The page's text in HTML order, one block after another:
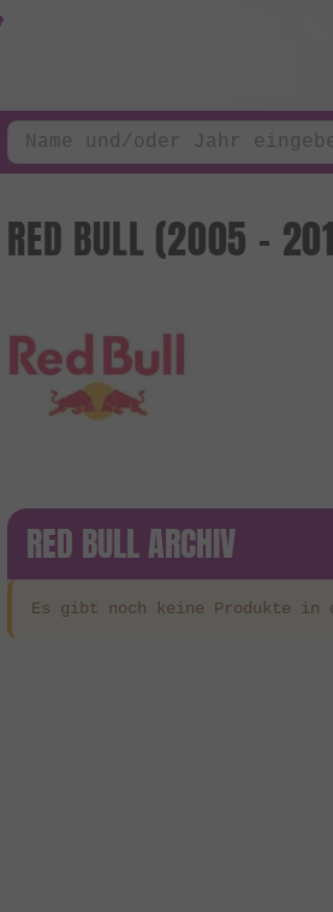
RED BULL (2005 -
RED BULL ARCHIV
Es gibt noch keine Produkte in